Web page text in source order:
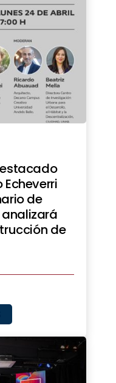
de
analizará
de